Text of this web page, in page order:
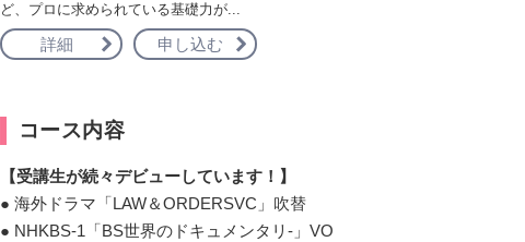
ど、プロに求められている基礎力が...
詳細 申し込む
コース内容
【受講生が続々デビューしています！】
● 海外ドラマ「LAW＆ORDERSVC」吹替
● NHKBS-1「BS世界のドキュメンタリ-」VO